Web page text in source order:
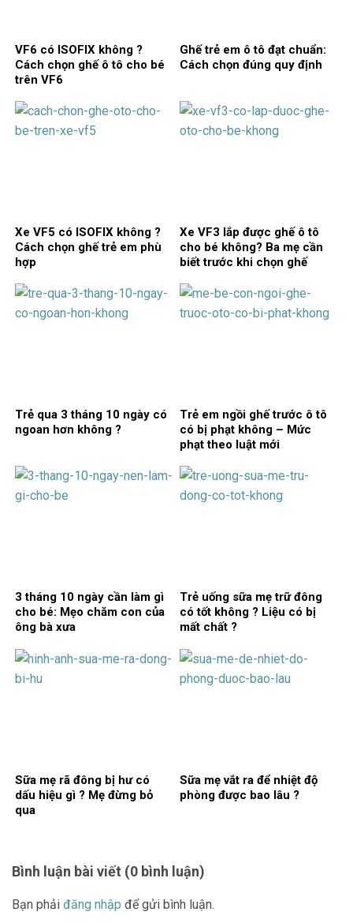
VF6 có ISOFIX không ?
Cách chọn ghế ô tô cho bé
trên VF6
Ghế trẻ em ô tô đạt chuẩn:
Cách chọn đúng quy định
Xe VF5 có ISOFIX không ?
Cách chọn ghế trẻ em phù
hợp
Xe VF3 lắp được ghế ô tô
cho bé không? Ba mẹ cần
biết trước khi chọn ghế
Trẻ qua 3 tháng 10 ngày có
ngoan hơn không ?
Trẻ em ngồi ghế trước ô tô
có bị phạt không – Mức
phạt theo luật mới
3 tháng 10 ngày cần làm gì
cho bé: Mẹo chăm con của
ông bà xưa
Trẻ uống sữa mẹ trữ đông
có tốt không ? Liệu có bị
mất chất ?
Sữa mẹ rã đông bị hư có
dấu hiệu gì ? Mẹ đừng bỏ
qua
Sữa mẹ vắt ra để nhiệt độ
phòng được bao lâu ?
Bình luận bài viết (0 bình luận)
Bạn phải đăng nhập để gửi bình luận.